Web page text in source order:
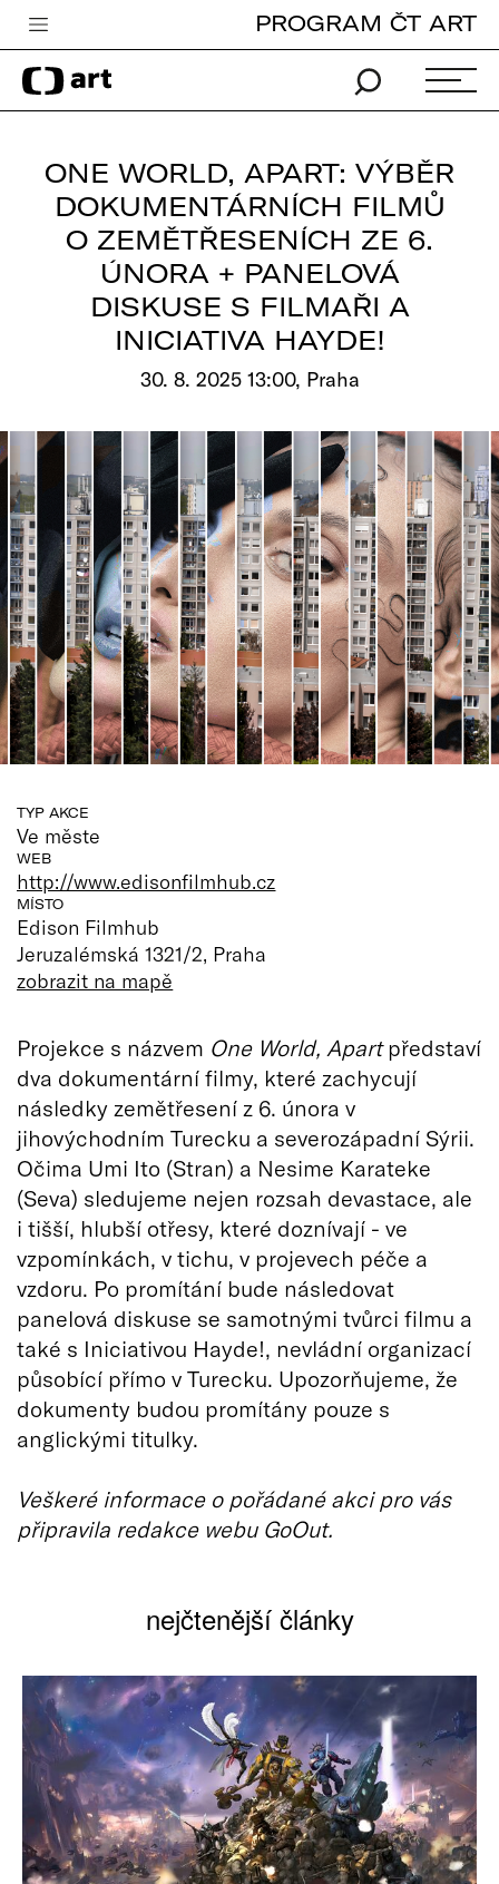
Česká televize
Zpravodajství
iVysílání
TV program
PROGRAM ČT ART
ONE WORLD, APART: VÝBĚR
DOKUMENTÁRNÍCH FILMŮ
O ZEMĚTŘESENÍCH ZE 6.
ÚNORA + PANELOVÁ
DISKUSE S FILMAŘI A
INICIATIVA HAYDE!
30. 8. 2025 13:00, Praha
TYP AKCE
Ve měste
WEB
http://www.edisonfilmhub.cz
MÍSTO
Edison Filmhub
Jeruzalémská 1321/2, Praha
zobrazit na mapě
Projekce s názvem One World, Apartpředstaví
dva dokumentární filmy, které zachycují
následky zemětřesení z 6. února v
jihovýchodním Turecku a severozápadní Sýrii.
Očima Umi Ito (Stran) a Nesime Karateke
(Seva) sledujeme nejen rozsah devastace, ale
i tišší, hlubší otřesy, které doznívají - ve
vzpomínkách, v tichu, v projevech péče a
vzdoru. Po promítání bude následovat
panelová diskuse se samotnými tvůrci filmu a
také s Iniciativou Hayde!, nevládní organizací
působící přímo v Turecku. Upozorňujeme, že
dokumenty budou promítány pouze s
anglickými titulky.
Veškeré informace o pořádané akci pro vás
připravila redakce webu GoOut.
nejčtenější články